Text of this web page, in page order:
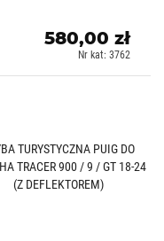
580,00 zł
Nr kat: 3762
TURYSTYCZNA PUIG DO
TRACER 900 / 9 / GT 18-24
(Z DEFLEKTOREM)